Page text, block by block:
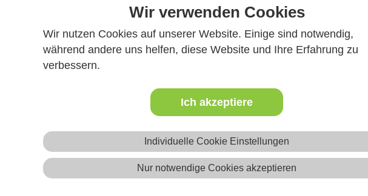
Wir verwenden Cookies
Wir nutzen Cookies auf unserer Website. Einige sind notwendig,
während andere uns helfen, diese Website und Ihre Erfahrung zu
verbessern.
Ich akzeptiere
Individuelle Cookie Einstellungen
Nur notwendige Cookies akzeptieren
Ferienfreizeiten